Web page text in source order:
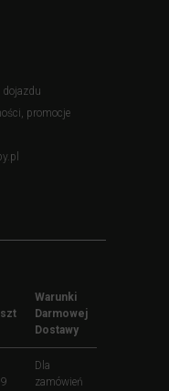
dojazdu
promocje
Warunki
Darmowej
Dostawy
Dla
zamówień